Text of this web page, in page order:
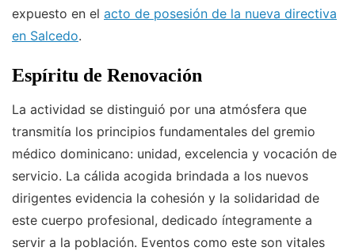
expuesto en el acto de posesión de la nueva directiva
en Salcedo.
Espíritu de Renovación
La actividad se distinguió por una atmósfera que
transmitía los principios fundamentales del gremio
médico dominicano: unidad, excelencia y vocación de
servicio. La cálida acogida brindada a los nuevos
dirigentes evidencia la cohesión y la solidaridad de
este cuerpo profesional, dedicado íntegramente a
servir a la población. Eventos como este son vitales